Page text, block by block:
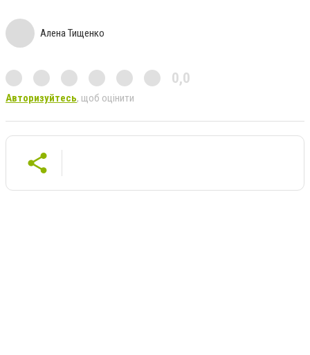
Алена Тищенко
0,0
Авторизуйтесь, щоб оцінити